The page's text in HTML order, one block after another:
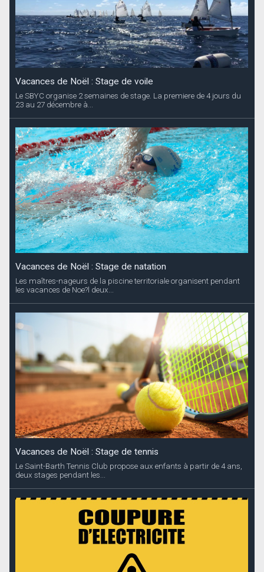
Vacances de Noël : Stage de voile
Le SBYC organise 2 semaines de stage. La premiere de 4 jours du
23 au 27 décembre à...
Vacances de Noël : Stage de natation
Les maîtres-nageurs de la piscine territoriale organisent pendant
les vacances de Noe?l deux...
Vacances de Noël : Stage de tennis
Le Saint-Barth Tennis Club propose aux enfants à partir de 4 ans,
deux stages pendant les...